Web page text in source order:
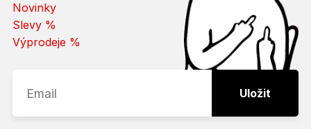
Novinky
Slevy %
Výprodeje %
Uložit